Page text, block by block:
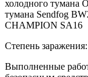
холодного тумана
тумана Sendfog
CHAMPION SA16
Степень
Выполненные